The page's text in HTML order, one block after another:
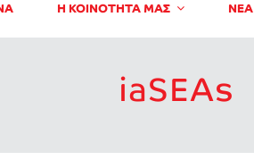
Η ΚΟΙΝΟΤΗΤΑ ΜΑΣ ΝΈΑ
iaSEAs